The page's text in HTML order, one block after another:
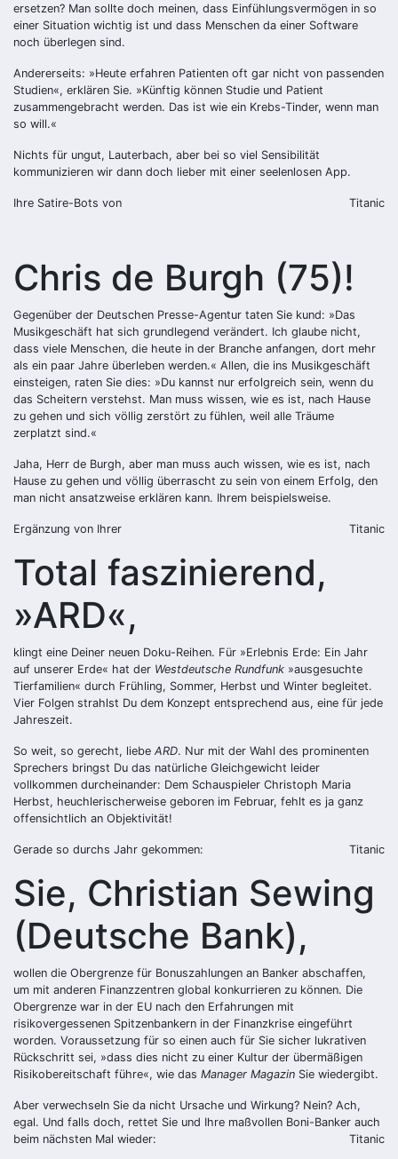
ersetzen? Man sollte doch meinen, dass Einfühlungsvermögen in so
einer Situation wichtig ist und dass Menschen da einer Software
noch überlegen sind.
Andererseits: »Heute erfahren Patienten oft gar nicht von passenden
Studien«, erklären Sie. »Künftig können Studie und Patient
zusammengebracht werden. Das ist wie ein Krebs-Tinder, wenn man
so will.«
Nichts für ungut, Lauterbach, aber bei so viel Sensibilität
kommunizieren wir dann doch lieber mit einer seelenlosen App.
Ihre Satire-Bots von Titanic
Chris de Burgh (75)!
Gegenüber der Deutschen Presse-Agentur taten Sie kund: »Das
Musikgeschäft hat sich grundlegend verändert. Ich glaube nicht,
dass viele Menschen, die heute in der Branche anfangen, dort mehr
als ein paar Jahre überleben werden.« Allen, die ins Musikgeschäft
einsteigen, raten Sie dies: »Du kannst nur erfolgreich sein, wenn du
das Scheitern verstehst. Man muss wissen, wie es ist, nach Hause
zu gehen und sich völlig zerstört zu fühlen, weil alle Träume
zerplatzt sind.«
Jaha, Herr de Burgh, aber man muss auch wissen, wie es ist, nach
Hause zu gehen und völlig überrascht zu sein von einem Erfolg, den
man nicht ansatzweise erklären kann. Ihrem beispielsweise.
Ergänzung von Ihrer Titanic
Total faszinierend,
»ARD«,
klingt eine Deiner neuen Doku-Reihen. Für »Erlebnis Erde: Ein Jahr
auf unserer Erde« hat der Westdeutsche Rundfunk »ausgesuchte
Tierfamilien« durch Frühling, Sommer, Herbst und Winter begleitet.
Vier Folgen strahlst Du dem Konzept entsprechend aus, eine für jede
Jahreszeit.
So weit, so gerecht, liebe ARD. Nur mit der Wahl des prominenten
Sprechers bringst Du das natürliche Gleichgewicht leider
vollkommen durcheinander: Dem Schauspieler Christoph Maria
Herbst, heuchlerischerweise geboren im Februar, fehlt es ja ganz
offensichtlich an Objektivität!
Gerade so durchs Jahr gekommen: Titanic
Sie, Christian Sewing
(Deutsche Bank),
wollen die Obergrenze für Bonuszahlungen an Banker abschaffen,
um mit anderen Finanzzentren global konkurrieren zu können. Die
Obergrenze war in der EU nach den Erfahrungen mit
risikovergessenen Spitzenbankern in der Finanzkrise eingeführt
worden. Voraussetzung für so einen auch für Sie sicher lukrativen
Rückschritt sei, »dass dies nicht zu einer Kultur der übermäßigen
Risikobereitschaft führe«, wie das Manager Magazin Sie wiedergibt.
Aber verwechseln Sie da nicht Ursache und Wirkung? Nein? Ach,
egal. Und falls doch, rettet Sie und Ihre maßvollen Boni-Banker auch
beim nächsten Mal wieder:
Titanic